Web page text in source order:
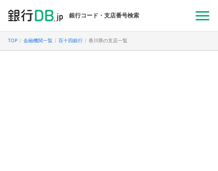
銀行コード・支店番号検索
TOP 金融機関一覧 百十四銀行 香川県の支店一覧